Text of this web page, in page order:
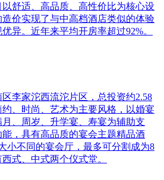
舒适、高品质、高性价比为核心设
价实现了与中高档酒店类似的体验
异。近年来平均开房率超过92%。
李家沱西流沱片区，总投资约2.58
、时尚、艺术为主要风格，以婚宴
、周岁、升学宴、寿宴为辅助支
，具有高品质的宴会主题精品酒
小不同的宴会厅，最多可分割成为8
式、中式两个仪式堂。